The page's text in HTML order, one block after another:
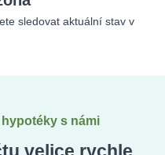
sledovat aktuální stav v
s námi